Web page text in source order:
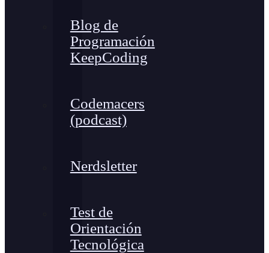
Blog de
Programación
KeepCoding
Codemacers
(podcast)
Nerdsletter
Test de
Orientación
Tecnológica